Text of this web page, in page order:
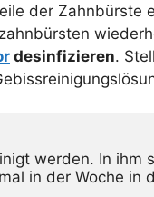
der Zahnbürste
desinfizieren.
werden. In ihm
in der Woche in